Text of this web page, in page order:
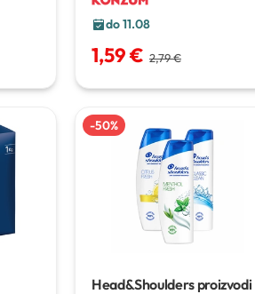
do 11.08
1,59 € 2,79 €
-50%
Head&Shoulders proizvodi